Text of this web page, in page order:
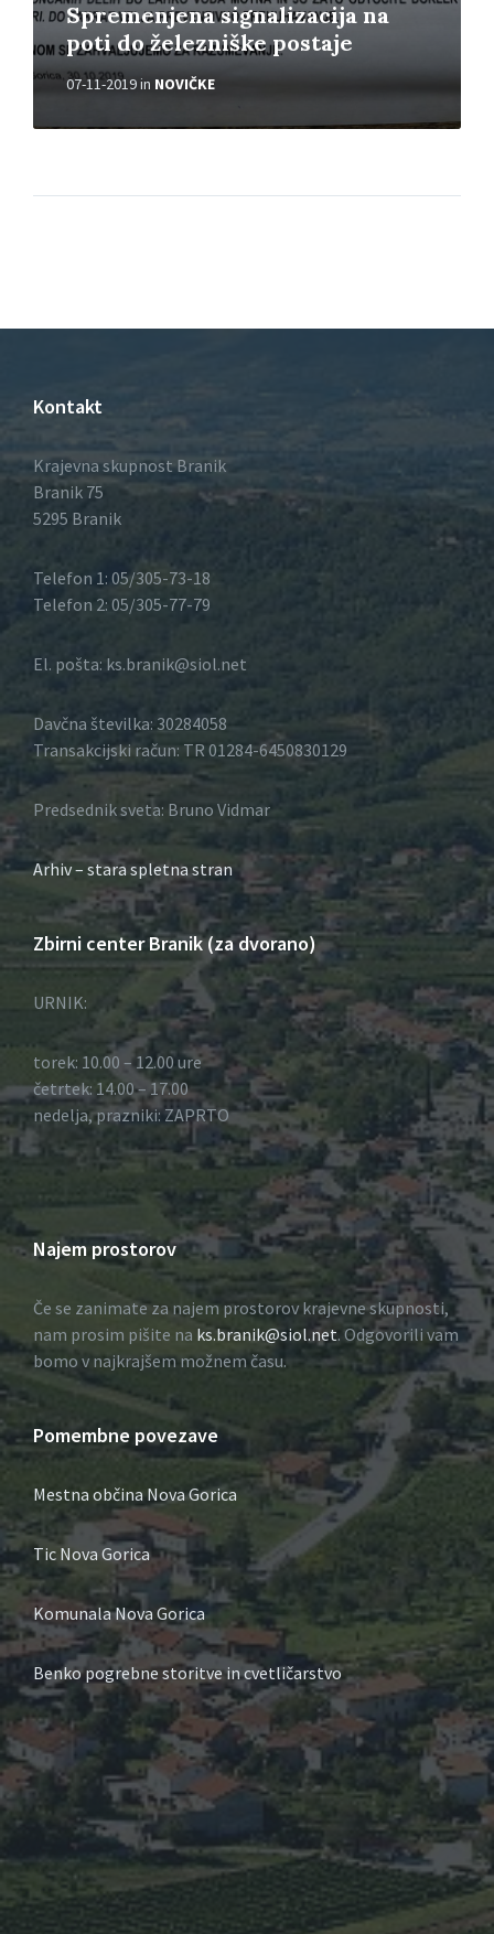
Spremenjena signalizacija na
poti do železniške postaje
07-11-2019in NOVIČKE
Kontakt
Krajevna skupnost Branik
Branik 75
5295 Branik
Telefon 1: 05/305-73-18
Telefon 2: 05/305-77-79
El. pošta: ks.branik@siol.net
Davčna številka: 30284058
Transakcijski račun: TR 01284-6450830129
Predsednik sveta: Bruno Vidmar
Arhiv – stara spletna stran
Zbirni center Branik (za dvorano)
URNIK:
torek: 10.00 – 12.00 ure
četrtek: 14.00 – 17.00
nedelja, prazniki: ZAPRTO
Najem prostorov
Če se zanimate za najem prostorov krajevne skupnosti,
nam prosim pišite na ks.branik@siol.net. Odgovorili vam
bomo v najkrajšem možnem času.
Pomembne povezave
Mestna občina Nova Gorica
Tic Nova Gorica
Komunala Nova Gorica
Benko pogrebne storitve in cvetličarstvo